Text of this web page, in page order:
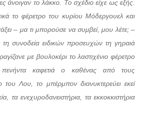
άνοιγαν το λάκκο. Το σχέδιο είχε ως εξής.
το φέρετρο του κυρίου Μόδεργουελ και
– μα τι μπορούσε να συμβεί, μου λέτε; –
συνοδεία ειδικών προσευχών τη γηραιά
με βουλοκέρι το λαστιχένιο φέρετρο
καφετιά ο καθένας από τους
του Λου, το μπέρμπον διανυκτερεύει εκεί
τα ενεχυροδανειστήρια, τα εκκοκκιστήρια